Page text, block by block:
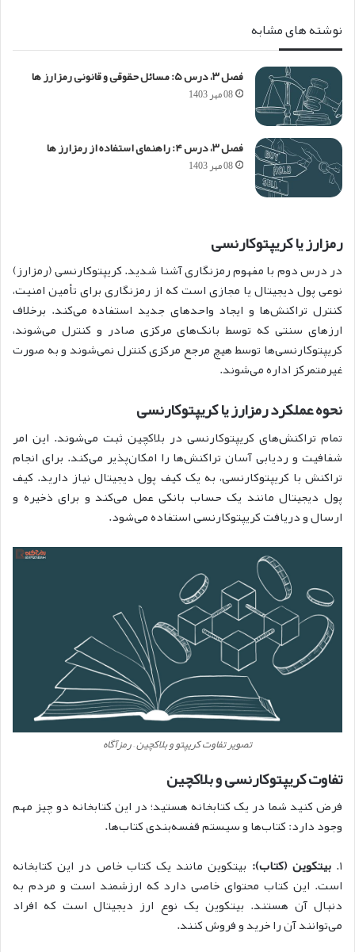
نوشته های مشابه
فصل ۳، درس ۵: مسائل حقوقی و قانونی رمزارز ها
08 مهر 1403
فصل ۳، درس ۴: راهنمای استفاده از رمزارز ها
08 مهر 1403
رمزارز یا کریپتوکارنسی
در درس دوم با مفهوم رمزنگاری آشنا شدید. کریپتوکارنسی (رمز‌ارز)
نوعی پول دیجیتال یا مجازی است که از رمزنگاری برای تأمین امنیت،
کنترل تراکنش‌ها و ایجاد واحدهای جدید استفاده می‌کند. برخلاف
ارزهای سنتی که توسط بانک‌های مرکزی صادر و کنترل می‌شوند،
کریپتوکارنسی‌ها توسط هیچ مرجع مرکزی کنترل نمی‌شوند و به صورت
غیرمتمرکز اداره می‌شوند.
نحوه عملکرد رمزارز یا کریپتوکارنسی
تمام تراکنش‌های کریپتوکارنسی در بلاکچین ثبت می‌شوند. این امر
شفافیت و ردیابی آسان تراکنش‌ها را امکان‌پذیر می‌کند. برای انجام
تراکنش با کریپتوکارنسی، به یک کیف پول دیجیتال نیاز دارید. کیف
پول دیجیتال مانند یک حساب بانکی عمل می‌کند و برای ذخیره و
ارسال و دریافت کریپتوکارنسی استفاده می‌شود.
تصویر تفاوت کریپتو و بلاکچین – رمزآگاه
تفاوت کریپتوکارنسی و بلاکچین
فرض کنید شما در یک کتابخانه هستید؛ در این کتابخانه دو چیز مهم
وجود دارد: کتاب‌ها و سیستم قفسه‌بندی کتاب‌ها.
۱. بیتکوین (کتاب): بیتکوین مانند یک کتاب خاص در این کتابخانه
است. این کتاب محتوای خاصی دارد که ارزشمند است و مردم به
دنبال آن هستند. بیتکوین یک نوع ارز دیجیتال است که افراد
می‌توانند آن را خرید و فروش کنند.